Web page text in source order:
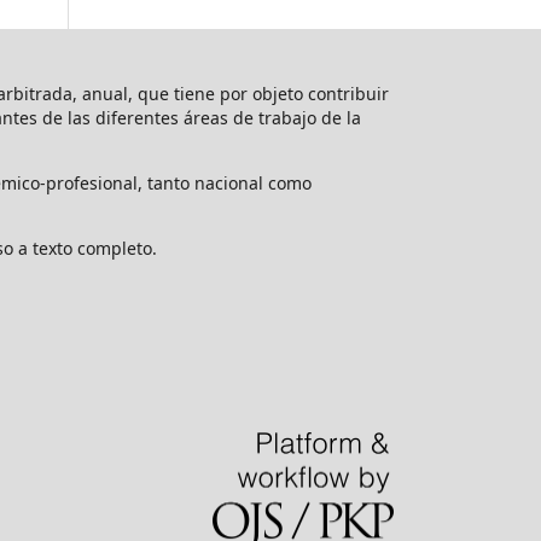
anual, que tiene por objeto contribuir
de las diferentes áreas de trabajo de la
profesional, tanto nacional como
a texto completo.